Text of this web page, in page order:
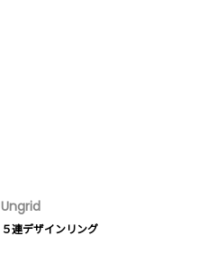
Ungrid
５連デザインリング